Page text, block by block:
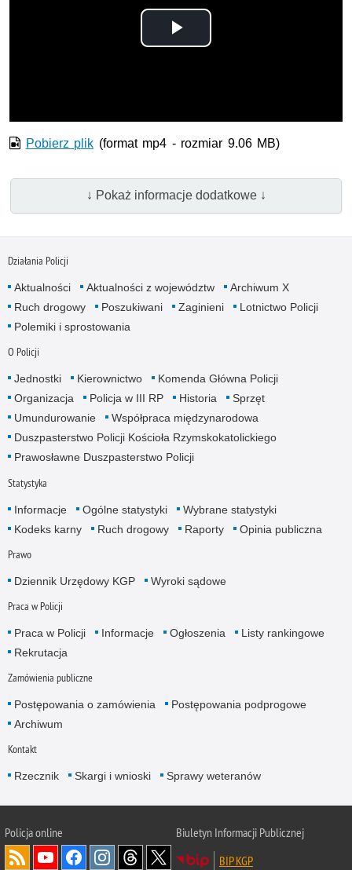
Odtwórz
Pobierz plik (format mp4 - rozmiar 9.06 MB)
↓ Pokaż informacje dodatkowe ↓
Działania Policji
Aktualności Aktualności z województw
Archiwum X
Ruch drogowy
Poszukiwani Zaginieni
Lotnictwo Policji
Polemiki i sprostowania
O Policji
Jednostki Kierownictwo
Komenda Główna Policji
Organizacja
Policja w III RP Historia
Sprzęt
Umundurowanie
Współpraca międzynarodowa
Duszpasterstwo Policji Kościoła Rzymskokatolickiego
Prawosławne Duszpasterstwo Policji
Statystyka
Informacje Ogólne statystyki
Wybrane statystyki
Kodeks karny
Ruch drogowy Raporty Opinia publiczna
Prawo
Dziennik Urzędowy KGP Wyroki sądowe
Praca w Policji
Praca w Policji Informacje Ogłoszenia
Listy rankingowe
Rekrutacja
Zamówienia publiczne
Postępowania o zamówienia
Postępowania podprogowe
Archiwum
Kontakt
Rzecznik Skargi i wnioski Sprawy weteranów
Policjaonline
Biuletyn Informacji Publicznej
BIP KGP